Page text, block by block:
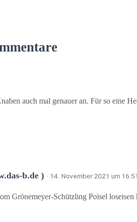
auch mal genauer an. Für so eine
b.de ) · 14. November 2021 um 16:51
Grönemeyer-Schützling Poisel loseisen